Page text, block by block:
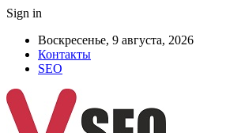
Sign in
Воскресенье, 9 августа, 2026
Контакты
SEO